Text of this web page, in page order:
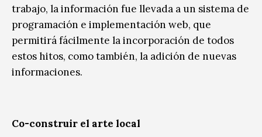
trabajo, la información fue llevada a un sistema de
programación e implementación web, que
permitirá fácilmente la incorporación de todos
estos hitos, como también, la adición de nuevas
informaciones.
Co-construir el arte local